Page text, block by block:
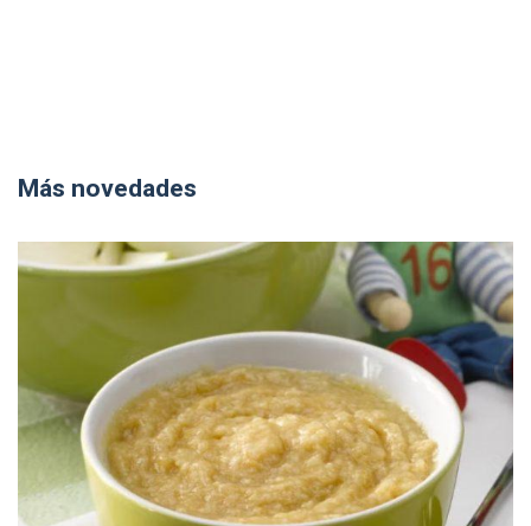
Más novedades